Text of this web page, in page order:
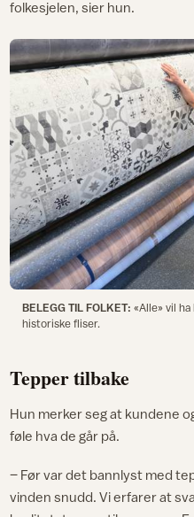
folkesjelen, sier hun.
BELEGG TIL FOLKET: «Alle» vil
historiske fliser.
Tepper tilbake
Hun merker seg at kundene
føle hva de går på.
– Før var det bannlyst med
vinden snudd. Vi erfarer at